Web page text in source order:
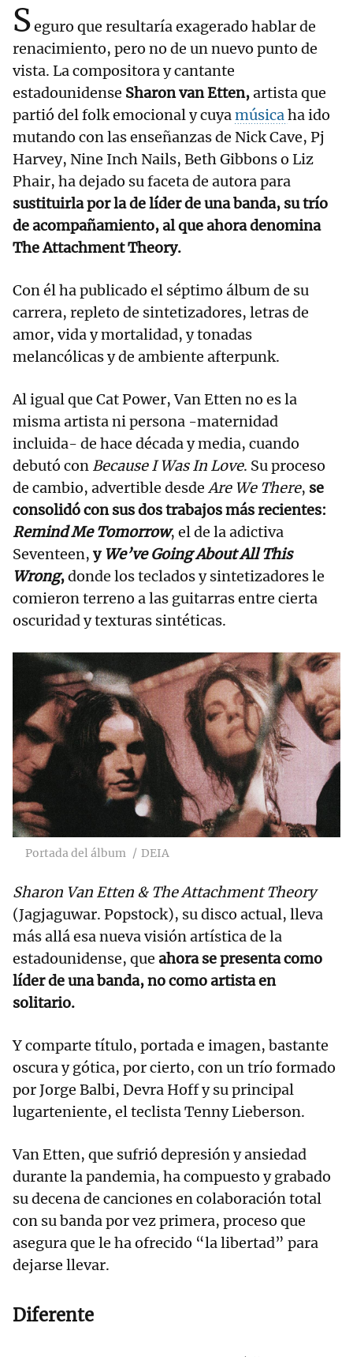
Seguro que resultaría exagerado hablar de
renacimiento, pero no de un nuevo punto de
vista. La compositora y cantante
estadounidense Sharon van Etten,artista que
partió del folk emocional y cuyamúsicaha ido
mutando con las enseñanzas de Nick Cave, Pj
Harvey, Nine Inch Nails, Beth Gibbons o Liz
Phair, ha dejado su faceta de autora para
sustituirla por la de líder de una banda, su trío
de acompañamiento, al que ahora denomina
The Attachment Theory.
Con él ha publicado el séptimo álbum de su
carrera, repleto de sintetizadores, letras de
amor, vida y mortalidad, y tonadas
melancólicas y de ambiente afterpunk.
Al igual que Cat Power, Van Etten no es la
misma artista ni persona -maternidad
incluida- de hace década y media, cuando
debutó con Because I Was In Love. Su proceso
de cambio, advertible desdeAre We There, se
consolidó con sus dos trabajos más recientes:
Remind Me Tomorrow, el de la adictiva
Seventeen, y We’ve Going About All This
Wrong,donde los teclados y sintetizadores le
comieron terreno a las guitarras entre cierta
oscuridad y texturas sintéticas.
Portada del álbum DEIA
Sharon Van Etten & The Attachment Theory
(Jagjaguwar. Popstock), su disco actual, lleva
más allá esa nueva visión artística de la
estadounidense, que ahora se presenta como
líder de una banda, no como artista en
solitario.
Y comparte título, portada e imagen, bastante
oscura y gótica, por cierto, con un trío formado
por Jorge Balbi, Devra Hoff y su principal
lugarteniente, el teclista Tenny Lieberson.
Van Etten, que sufrió depresión y ansiedad
durante la pandemia, ha compuesto y grabado
su decena de canciones en colaboración total
con su banda por vez primera, proceso que
asegura que le ha ofrecido “la libertad” para
dejarse llevar.
Diferente